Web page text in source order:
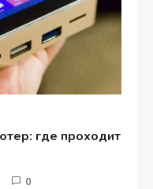
где проходит
0